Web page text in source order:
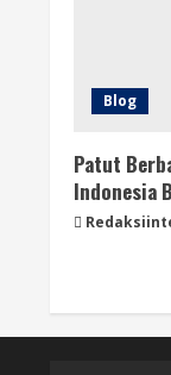
Blog
Patut
Indonesia